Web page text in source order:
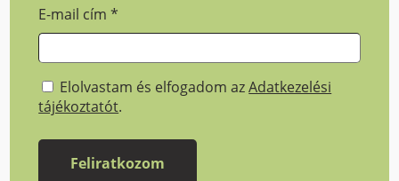
E-mail cím*
Elolvastam és elfogadom azAdatkezelési
tájékoztatót.